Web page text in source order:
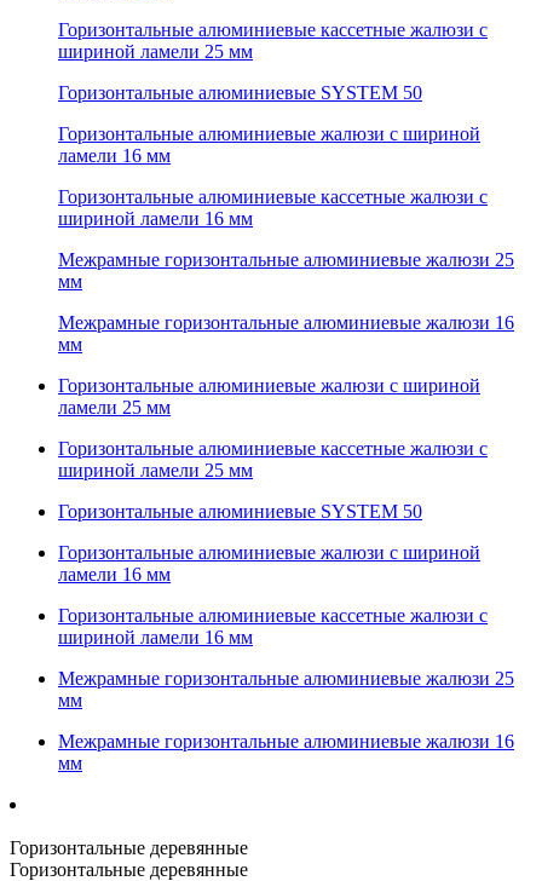
Горизонтальные алюминиевые кассетные жалюзи с
шириной ламели 25 мм
Горизонтальные алюминиевые SYSTEM 50
Горизонтальные алюминиевые жалюзи с шириной
ламели 16 мм
Горизонтальные алюминиевые кассетные жалюзи с
шириной ламели 16 мм
Межрамные горизонтальные алюминиевые жалюзи 25
мм
Межрамные горизонтальные алюминиевые жалюзи 16
мм
Горизонтальные алюминиевые жалюзи с шириной
ламели 25 мм
Горизонтальные алюминиевые кассетные жалюзи с
шириной ламели 25 мм
Горизонтальные алюминиевые SYSTEM 50
Горизонтальные алюминиевые жалюзи с шириной
ламели 16 мм
Горизонтальные алюминиевые кассетные жалюзи с
шириной ламели 16 мм
Межрамные горизонтальные алюминиевые жалюзи 25
мм
Межрамные горизонтальные алюминиевые жалюзи 16
мм
Горизонтальные деревянные
Горизонтальные деревянные